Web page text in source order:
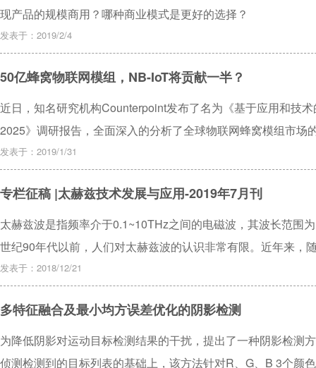
现产品的规模商用？哪种商业模式是更好的选择？
发表于：2019/2/4
50亿蜂窝物联网模组，NB-IoT将贡献一半？
近日，知名研究机构Counterpoint发布了名为《基于应用和技
2025》调研报告，全面深入的分析了全球物联网蜂窝模组市场
发表于：2019/1/31
专栏征稿 |太赫兹技术发展与应用-2019年7月刊
太赫兹波是指频率介于0.1~10THz之间的电磁波，其波长范围
世纪90年代以前，人们对太赫兹波的认识非常有限。近年来，
冲的产生提供了稳定、可靠的激发光源，太赫兹技术的研究得
域有着非常重要的学术和应用价值，尤其在军事和安全领域，
术被美国评为“改变未来世界的十大技术”之一，我国政府机构
研究中心(实验室)。《电子技术应用》杂志拟于2019年第7期（
向国内外相关领域专家、学者、工程技术人员征集相关主题稿
发表于：2018/12/21
多特征融合及最小均方误差优化的阴影检测
为降低阴影对运动目标检测结果的干扰，提出了一种阴影检测
侦测检测到的目标列表的基础上，该方法针对R、G、B 3个颜